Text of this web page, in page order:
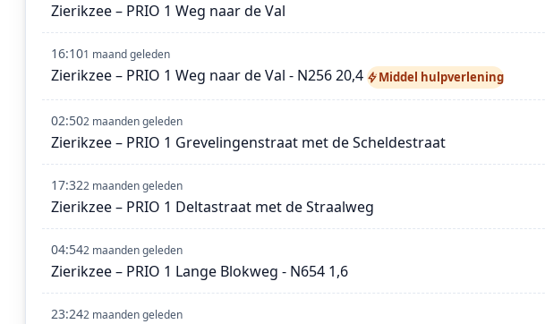
Zierikzee – PRIO 1 Weg naar de Val
16:101 maand geleden
Zierikzee – PRIO 1 Weg naar de Val - N256 20,4 Middel hulpverlening
02:502 maanden geleden
Zierikzee – PRIO 1 Grevelingenstraat met de Scheldestraat
17:322 maanden geleden
Zierikzee – PRIO 1 Deltastraat met de Straalweg
04:542 maanden geleden
Zierikzee – PRIO 1 Lange Blokweg - N654 1,6
23:242 maanden geleden